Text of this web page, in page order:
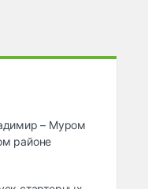
– Муром
районе